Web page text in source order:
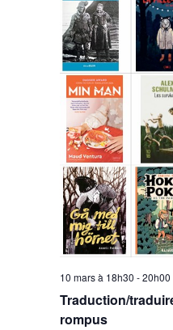
10 mars à 18h30 -20h00
Traduction/
rompus